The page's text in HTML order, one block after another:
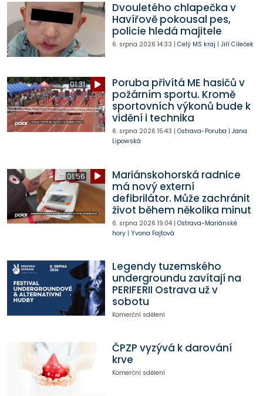
Dvouletého chlapečka v
Havířově pokousal pes,
policie hledá majitele
6. srpna 2026 14:33 | Celý MS kraj | Jiří Cileček
01:31
Poruba přivítá ME hasičů v
požárním sportu. Kromě
sportovních výkonů bude k
vidění i technika
6. srpna 2026 15:43 | Ostrava-Poruba | Jana
Lipowská
01:56
Mariánskohorská radnice
má nový externí
defibrilátor. Může zachránit
život během několika minut
6. srpna 2026 19:04| Ostrava-Mariánské
hory| Yvona Fajtová
Legendy tuzemského
undergroundu zavítají na
PERIFERII Ostrava už v
sobotu
Komerční sdělení
ČPZP vyzývá k darování
krve
Komerční sdělení